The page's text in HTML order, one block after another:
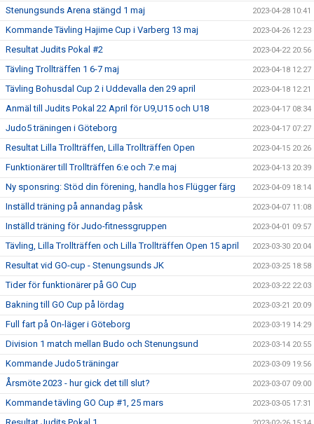
Stenungsunds Arena stängd 1 maj 2023-04-28 10:41
Kommande Tävling Hajime Cup i Varberg 13 maj 2023-04-26 12:23
Resultat Judits Pokal #2 2023-04-22 20:56
Tävling Trollträffen 1 6-7 maj 2023-04-18 12:27
Tävling Bohusdal Cup 2 i Uddevalla den 29 april 2023-04-18 12:21
Anmäl till Judits Pokal 22 April för U9,U15 och U18 2023-04-17 08:34
Judo5 träningen i Göteborg 2023-04-17 07:27
Resultat Lilla Trollträffen, Lilla Trollträffen Open 2023-04-15 20:26
Funktionärer till Trollträffen 6:e och 7:e maj 2023-04-13 20:39
Ny sponsring: Stöd din förening, handla hos Flügger färg 2023-04-09 18:14
Inställd träning på annandag påsk 2023-04-07 11:08
Inställd träning för Judo-fitnessgruppen 2023-04-01 09:57
Tävling, Lilla Trollträffen och Lilla Trollträffen Open 15 april 2023-03-30 20:04
Resultat vid GO-cup - Stenungsunds JK 2023-03-25 18:58
Tider för funktionärer på GO Cup 2023-03-22 22:03
Bakning till GO Cup på lördag 2023-03-21 20:09
Full fart på On-läger i Göteborg 2023-03-19 14:29
Division 1 match mellan Budo och Stenungsund 2023-03-14 20:55
Kommande Judo5 träningar 2023-03-09 19:56
Årsmöte 2023 - hur gick det till slut? 2023-03-07 09:00
Kommande tävling GO Cup #1, 25 mars 2023-03-05 17:31